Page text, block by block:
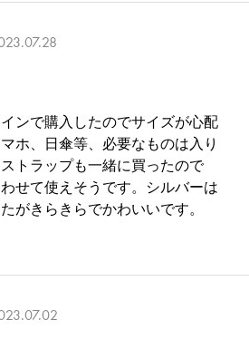
ンで購入したのでサイズが心配
ホ、日傘等、必要なものは入り
トラップも一緒に買ったので
せて使えそうです。シルバーは
がきらきらでかわいいです。